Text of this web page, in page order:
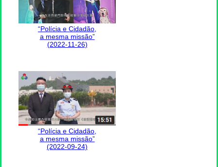
“Polícia e Cidadão,
a mesma missão”
(2022-11-26)
“Polícia e Cidadão,
a mesma missão”
(2022-09-24)